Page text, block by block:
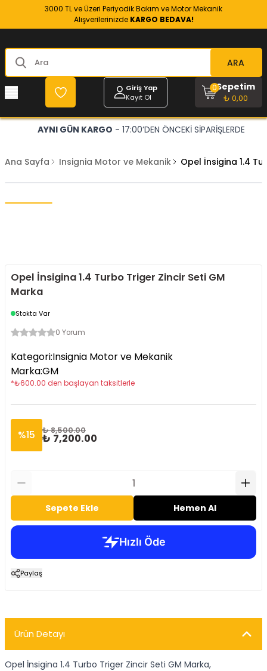
3000 TL ve Üzeri Periyodik Bakım ve Motor Mekanik
Alışverilerinizde KARGO BEDAVA!
ARA
Giriş Yap
Kayıt Ol
Sepetim
₺ 0,00
0
AYNI GÜN KARGO - 17:00’DEN ÖNCEKİ SİPARİŞLERDE
Ana Sayfa Insignia Motor ve Mekanik Opel İnsigina 1.4
Opel İnsigina 1.4 Turbo Triger Zincir Seti GM
Marka
Stokta Var
0 Yorum
Kategori:Insignia Motor ve Mekanik
Marka:GM
*₺600.00 den başlayan taksitlerle
%15 ₺ 8,500.00
₺ 7,200.00
Sepete Ekle Hemen Al
Paylaş
Ürün Detayı
Opel İnsigina 1.4 Turbo Triger Zincir Seti GM Marka,